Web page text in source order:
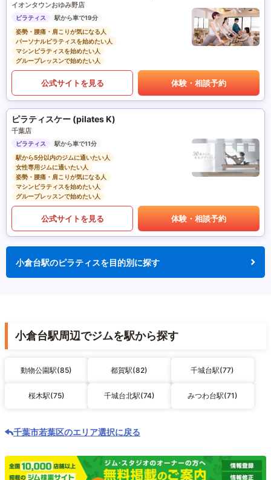
イオンタウンおゆみ野店
ピラティス
駅から車で19分
姿勢・腰痛・肩こりが気になる人
パーソナルピラティスを始めたい人
マシンピラティスを始めたい人
グループレッスンで始めたい人
公式サイトを見る 体験・相談予約
ピラティスケー (pilates K)
千葉店
ピラティス
駅から車で11分
駅から5分以内のジムに通いたい人
女性専用ジムに通いたい人
姿勢・腰痛・肩こりが気になる人
マシンピラティスを始めたい人
グループレッスンで始めたい人
公式サイトを見る 体験・相談予約
小倉台駅のピラティスを目的別に探す
小倉台駅周辺でジムを駅から探す
動物公園駅(85) 都賀駅(82) 千城台駅(77)
桜木駅(75) 千城台北駅(74) みつわ台駅(71)
千葉市若葉区のエリア選択に戻る